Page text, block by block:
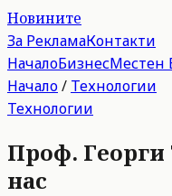
Новините
За РекламаКонтакти
НачалоБизнесМестен
Начало/ Технологии
Технологии
Проф. Георги
нас